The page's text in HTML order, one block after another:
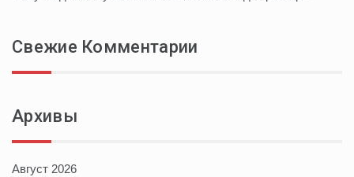
Свежие Комментарии
Архивы
Август 2026